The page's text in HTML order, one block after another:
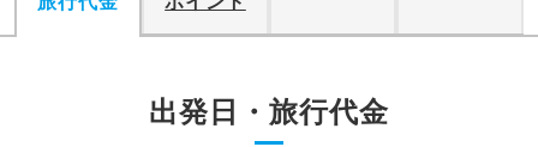
出発日・旅行代金